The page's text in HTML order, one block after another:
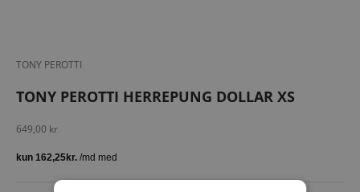
TONY PEROTTI
TONY PEROTTI HERREPUNG DOLLAR XS
Salgspris
649,00 kr